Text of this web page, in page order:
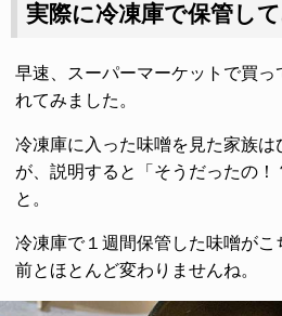
実際に冷凍庫で保管し
早速、スーパーマーケットで買っ
れてみました。
冷凍庫に入った味噌を見た家族は
が、説明すると「そうだったの！
と。
冷凍庫で１週間保管した味噌がこ
前とほとんど変わりませんね。